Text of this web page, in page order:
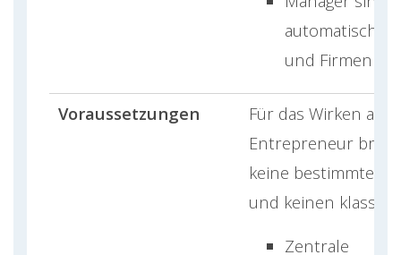
automatisch
und
Voraussetzungen
Für das Wirken als
Entrepreneur
keine bestimmte
und keinen
Zentrale